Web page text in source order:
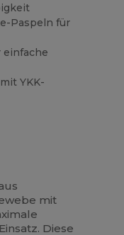
Paspeln für
einfache
YKK-
mit
Diese